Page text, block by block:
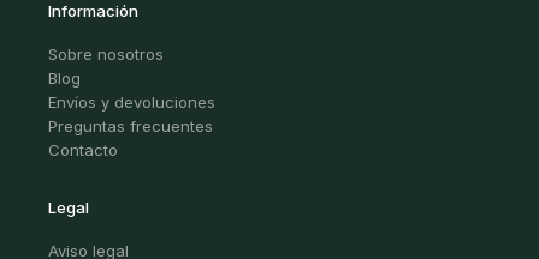
Información
Sobre nosotros
Blog
Envíos y devoluciones
Preguntas frecuentes
Contacto
Legal
Aviso legal